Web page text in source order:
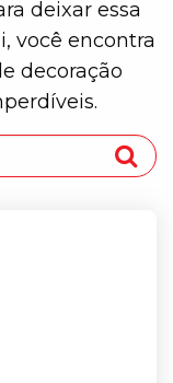
deixar essa
você encontra
decoração